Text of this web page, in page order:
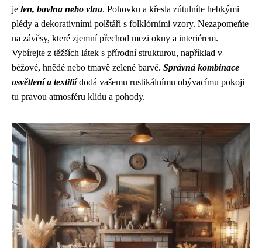
je len, bavlna nebo vlna. Pohovku a křesla zútulníte hebkými
plédy a dekorativními polštáři s folklórními vzory. Nezapomeňte
na závěsy, které zjemní přechod mezi okny a interiérem.
Vybírejte z těžších látek s přírodní strukturou, například v
béžové, hnědé nebo tmavě zelené barvě. Správná kombinace
osvětlení a textiliídodá vašemu rustikálnímu obývacímu pokoji
tu pravou atmosféru klidu a pohody.